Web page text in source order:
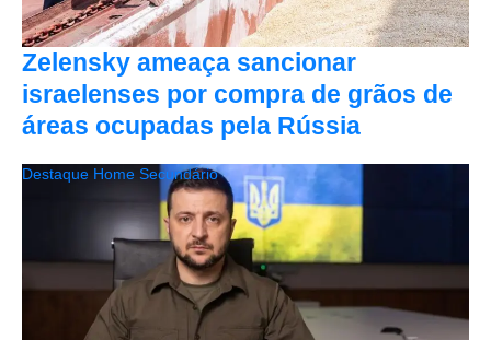
Zelensky ameaça sancionar
israelenses por compra de grãos de
áreas ocupadas pela Rússia
Destaque Home Secundário